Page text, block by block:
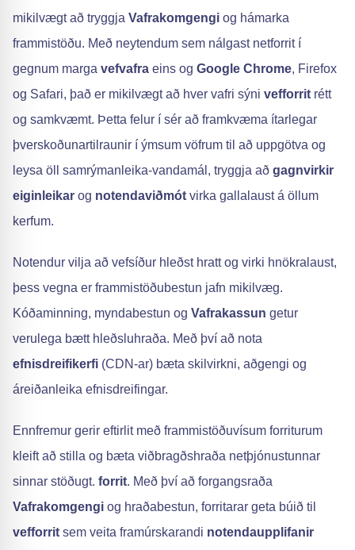
mikilvægt að tryggja Vafrakomgengi og hámarka
frammistöðu. Með neytendum sem nálgast netforrit í
gegnum marga vefvafra eins og Google Chrome, Firefox
og Safari, það er mikilvægt að hver vafri sýni vefforrit rétt
og samkvæmt. Þetta felur í sér að framkvæma ítarlegar
þverskoðunartilraunir í ýmsum vöfrum til að uppgötva og
leysa öll samrýmanleika-vandamál, tryggja að gagnvirkir
eiginleikar og notendaviðmót virka gallalaust á öllum
kerfum.
Notendur vilja að vefsíður hleðst hratt og virki hnökralaust,
þess vegna er frammistöðubestun jafn mikilvæg.
Kóðaminning, myndabestun og Vafrakassun getur
verulega bætt hleðsluhraða. Með því að nota
efnisdreifikerfi (CDN-ar) bæta skilvirkni, aðgengi og
áreiðanleika efnisdreifingar.
Ennfremur gerir eftirlit með frammistöðuvísum forriturum
kleift að stilla og bæta viðbragðshraða netþjónustunnar
sinnar stöðugt. forrit. Með því að forgangsraða
Vafrakomgengi og hraðabestun, forritarar geta búið til
vefforrit sem veita framúrskarandi notendaupplifanir